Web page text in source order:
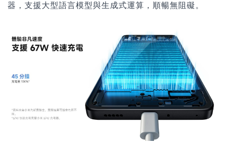
器，支援大型語言模型與生成式運算，順暢無阻礙。